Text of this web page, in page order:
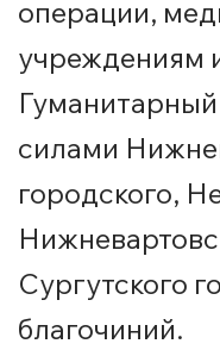
операции,
учреждениям
силами
городского,
Сургутского
благочиний.